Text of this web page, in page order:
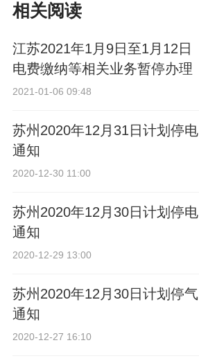
相关阅读
江苏2021年1月9日至1月12日
电费缴纳等相关业务暂停办理
2021-01-06 09:48
苏州2020年12月31日计划停电
通知
2020-12-30 11:00
苏州2020年12月30日计划停电
通知
2020-12-29 13:00
苏州2020年12月30日计划停气
通知
2020-12-27 16:10